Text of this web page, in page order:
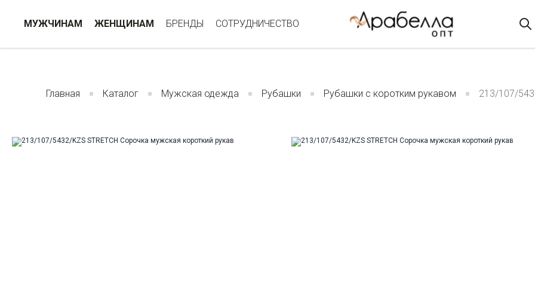
МУЖЧИНАМ ЖЕНЩИНАМ БРЕНДЫ СОТРУДНИЧЕСТВО
Главная Каталог Мужская одежда Рубашки Рубашки с коротким рукавом 213/107/